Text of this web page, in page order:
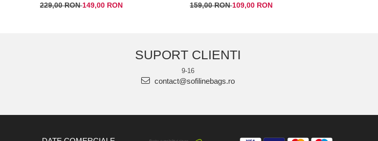
229,00 RON149,00 RON
159,00 RON109,00 RON
SUPORT CLIENTI
9-16
contact@sofilinebags.ro